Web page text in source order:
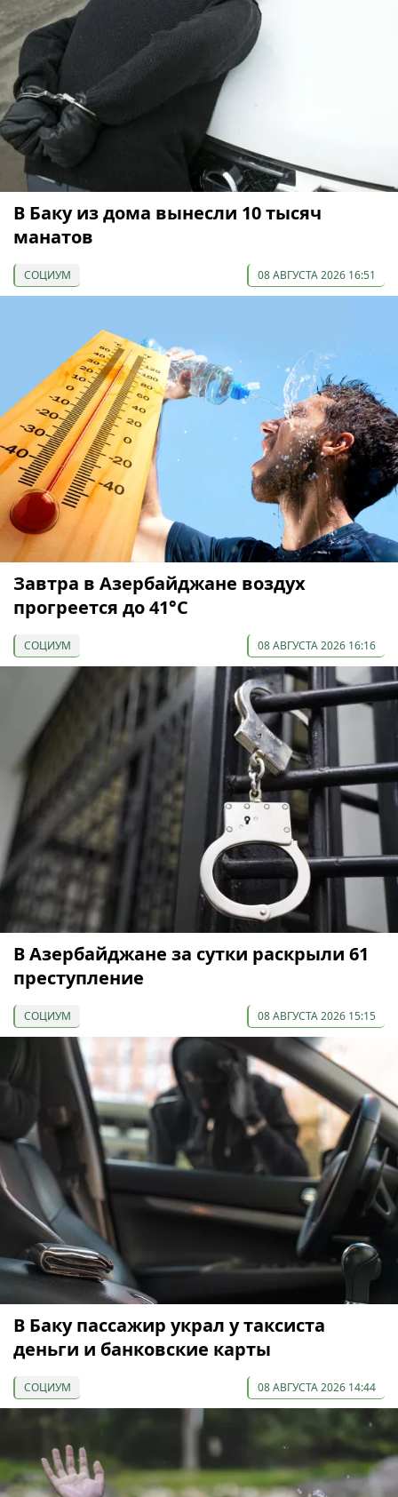
В Баку из дома вынесли 10 тысяч
манатов
СОЦИУМ 08 АВГУСТА 2026 16:51
Завтра в Азербайджане воздух
прогреется до 41°С
СОЦИУМ 08 АВГУСТА 2026 16:16
В Азербайджане за сутки раскрыли 61
преступление
СОЦИУМ 08 АВГУСТА 2026 15:15
В Баку пассажир украл у таксиста
деньги и банковские карты
СОЦИУМ 08 АВГУСТА 2026 14:44